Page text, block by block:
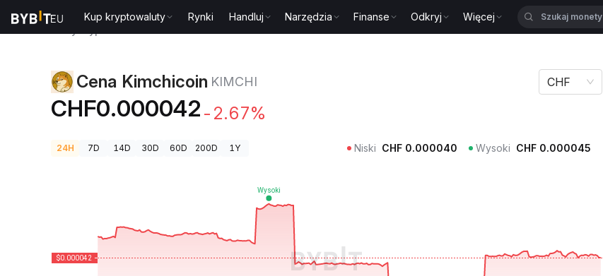
Kup kryptowaluty Rynki Handluj Narzędzia Finanse Odkryj Więcej
Cena Kimchicoin KIMCHI
CHF0.000042 -2.67%
CHF
24H 7D 14D 30D 60D 200D 1Y Niski CHF 0.000040 Wysoki CHF 0.000045